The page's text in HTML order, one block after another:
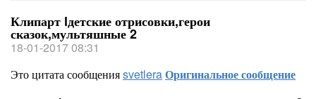
Клипарт lдетские отрисовки,герои
сказок,мультяшные 2
18-01-2017 08:31
Это цитата сообщенияsvetleraОригинальное сообщение